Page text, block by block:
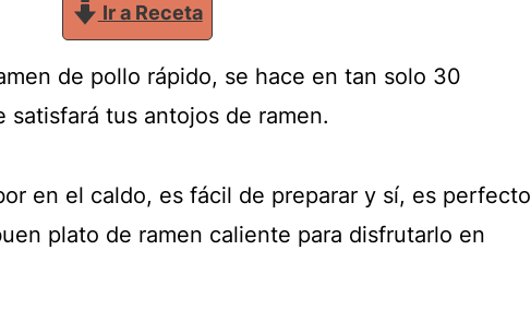
Ir a Receta
de pollo rápido, se hace en tan solo 30
tus antojos de ramen.
en el caldo, es fácil de preparar y sí, es perfecto
plato de ramen caliente para disfrutarlo en